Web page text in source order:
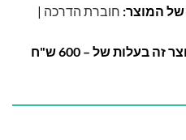
המוצר: חוברת הדרכה |
בעלות של – 600 ש"ח